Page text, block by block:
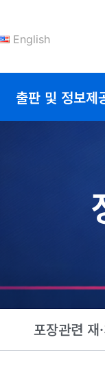
English
출판 및 정보제
포장관련 재